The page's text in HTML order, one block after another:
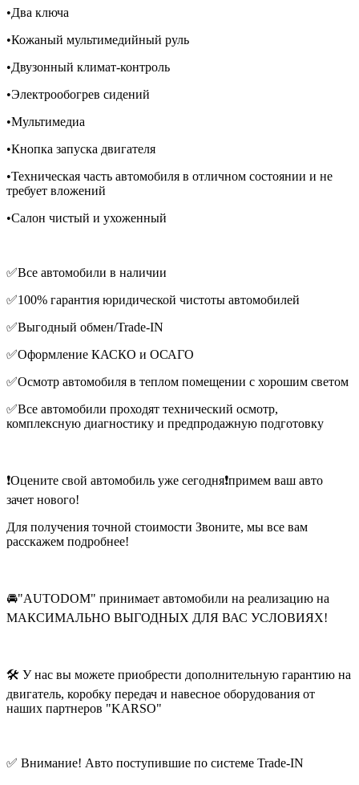
•Два ключа
•Кожаный мультимедийный руль
•Двузонный климат-контроль
•Электрообогрев сидений
•Мультимедиа
•Кнопка запуска двигателя
•Техническая часть автомобиля в отличном состоянии и не
требует вложений
•Салон чистый и ухоженный
✅Все автомобили в наличии
✅100% гарантия юридической чистоты автомобилей
✅Выгодный обмен/Trade-IN
✅Оформление КАСКО и ОСАГО
✅Осмотр автомобиля в теплом помещении с хорошим светом
✅Все автомобили проходят технический осмотр,
комплексную диагностику и предпродажную подготовку
❗️Оцените свой автомобиль уже сегодня❗️примем ваш авто
зачет нового!
Для получения точной стоимости Звоните, мы все вам
расскажем подробнее!
🚘"AUTODOM" принимает автомобили на реализацию на
МАКСИМАЛЬНО ВЫГОДНЫХ ДЛЯ ВАС УСЛОВИЯХ!
🛠 У нас вы можете приобрести дополнительную гарантию на
двигатель, коробку передач и навесное оборудования от
наших партнеров "KARSO"
✅ Внимание! Авто поступившие по системе Trade-IN